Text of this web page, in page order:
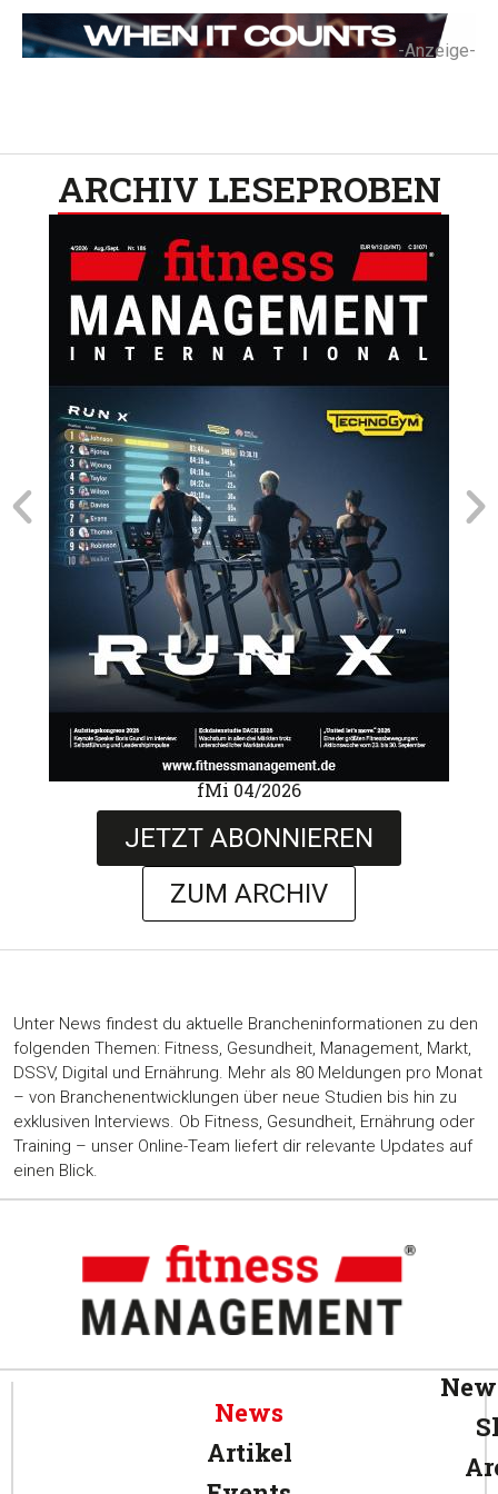
-Anzeige-
ARCHIV LESEPROBEN​
fMi 04/2026
JETZT ABONNIEREN
ZUM ARCHIV
Unter News findest du aktuelle Brancheninformationen zu den
folgenden Themen: Fitness, Gesundheit, Management, Markt,
DSSV, Digital und Ernährung. Mehr als 80 Meldungen pro Monat
– von Branchenentwicklungen über neue Studien bis hin zu
exklusiven Interviews. Ob Fitness, Gesundheit, Ernährung oder
Training – unser Online-Team liefert dir relevante Updates auf
einen Blick.
News
Artikel